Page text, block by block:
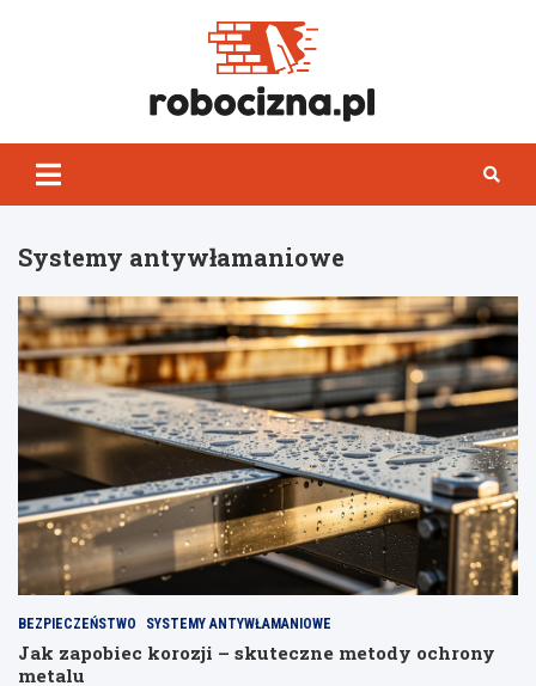
Systemy antywłamaniowe
BEZPIECZEŃSTWO SYSTEMY ANTYWŁAMANIOWE
Jak zapobiec korozji – skuteczne metody ochrony
metalu